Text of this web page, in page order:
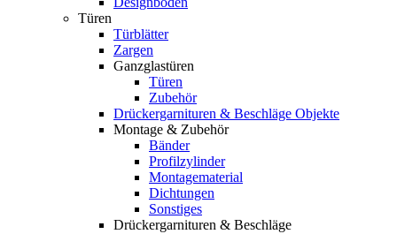
Türen
Türblätter
Zargen
Ganzglastüren
Türen
Zubehör
Drückergarnituren & Beschläge Objekte
Montage & Zubehör
Bänder
Profilzylinder
Montagematerial
Dichtungen
Sonstiges
Drückergarnituren & Beschläge